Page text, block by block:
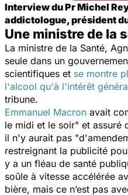
Interview du Pr Michel
addictologue, président
Une ministre de la
La ministre de la Santé,
seule dans un
scientifiques et se montre
l'alcool qu'à l'intérêt
tribune.
Emmanuel Macron avait
le midi et le soir" et assuré
il n'y aurait pas "
restreignant la publicité
y a un fléau de santé
soûle à vitesse accélérée
bière, mais ce n’est pas